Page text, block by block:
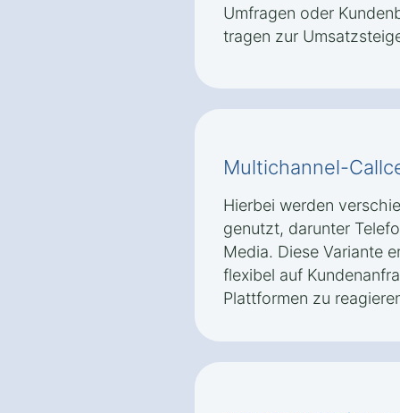
Umfragen oder
tragen zur
Multichannel-
Hierbei werden
genutzt, darunter
Media. Diese Variante
flexibel auf
Plattformen zu